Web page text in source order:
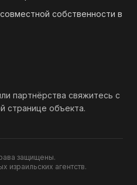
собственности в
партнёрства свяжитесь с
странице объекта.
защищены.
израильских агентств.